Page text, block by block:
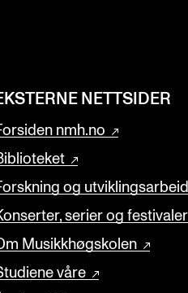
NETTSIDER
nmh.no
og utviklingsarbeid
serier og festivaler
Musikkhøgskolen
våre